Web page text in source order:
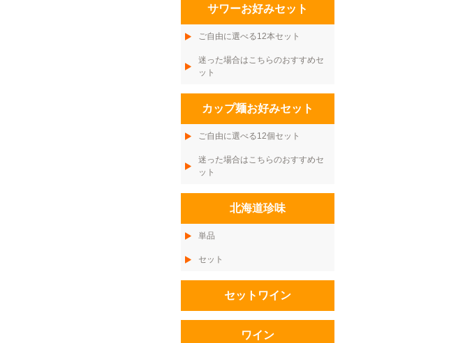
サワーお好みセット
ご自由に選べる12本セット
迷った場合はこちらのおすすめセ
ット
カップ麺お好みセット
ご自由に選べる12個セット
迷った場合はこちらのおすすめセ
ット
北海道珍味
単品
セット
セットワイン
ワイン